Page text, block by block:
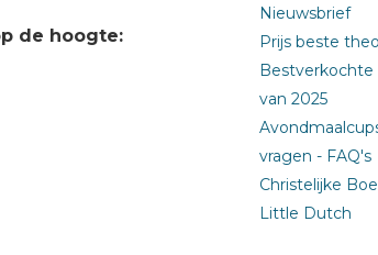
de hoogte:
Nieuwsbrief
Prijs beste
Bestverkochte
van 2025
vragen - FAQ's
Christelijke
Little Dutch